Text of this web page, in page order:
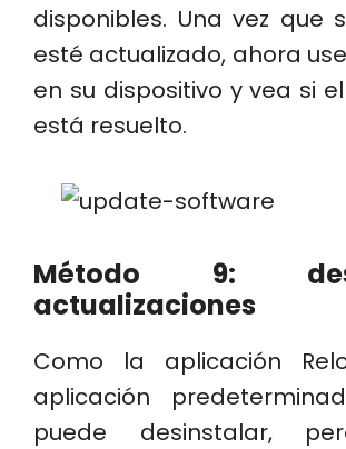
disponibles. Una vez que
esté actualizado, ahora
en su dispositivo y vea si
está resuelto.
Método 9:
actualizaciones
Como la aplicación
aplicación
puede desinstalar,